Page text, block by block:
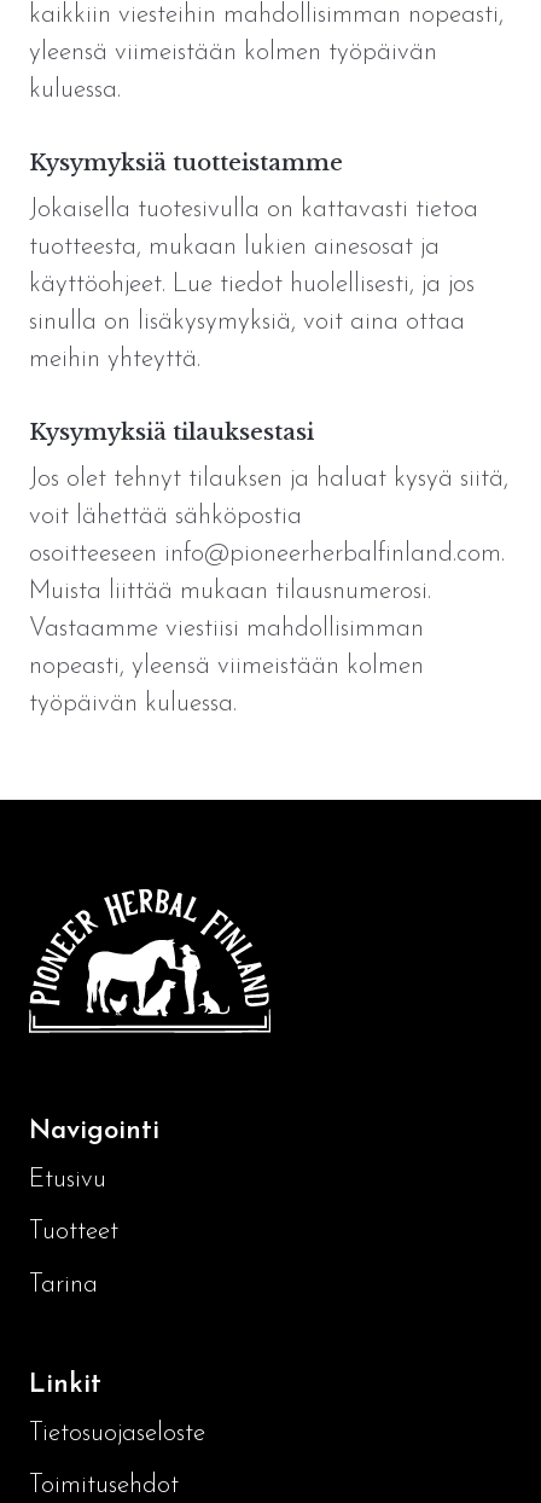
kaikkiin viesteihin mahdollisimman nopeasti,
yleensä viimeistään kolmen työpäivän
kuluessa.
Kysymyksiä tuotteistamme
Jokaisella tuotesivulla on kattavasti tietoa
tuotteesta, mukaan lukien ainesosat ja
käyttöohjeet. Lue tiedot huolellisesti, ja jos
sinulla on lisäkysymyksiä, voit aina ottaa
meihin yhteyttä.
Kysymyksiä tilauksestasi
Jos olet tehnyt tilauksen ja haluat kysyä siitä,
voit lähettää sähköpostia
osoitteeseen info@pioneerherbalfinland.com.
Muista liittää mukaan tilausnumerosi.
Vastaamme viestiisi mahdollisimman
nopeasti, yleensä viimeistään kolmen
työpäivän kuluessa.
Navigointi
Etusivu
Tuotteet
Tarina
Linkit
Tietosuojaseloste
Toimitusehdot